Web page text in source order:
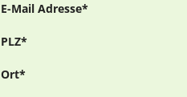
E-Mail Adresse*
PLZ*
Ort*